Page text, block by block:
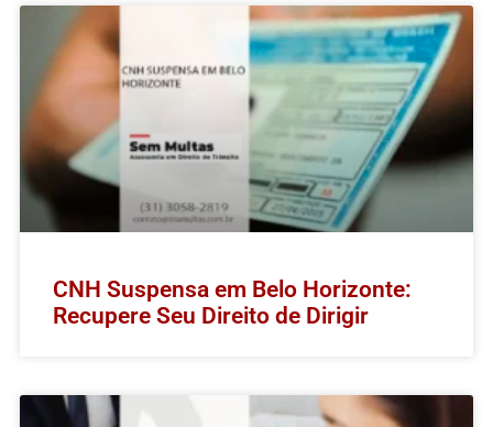
CNH Suspensa em Belo Horizonte:
Recupere Seu Direito de Dirigir